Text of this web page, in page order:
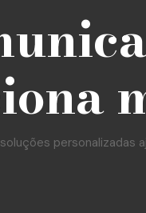
personalizadas